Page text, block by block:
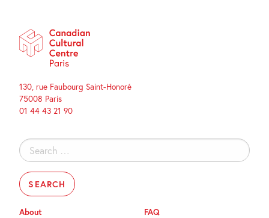
130, rue Faubourg Saint-Honoré
75008 Paris
01 44 43 21 90
Search
for:
About
FAQ